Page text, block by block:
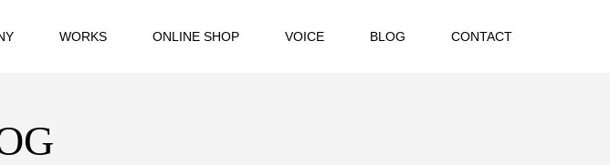
WORKS ONLINE SHOP VOICE BLOG CONTACT